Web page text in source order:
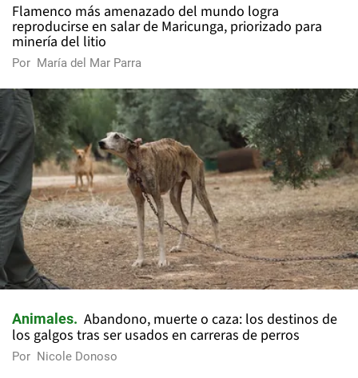
Flamenco más amenazado del mundo logra
reproducirse en salar de Maricunga, priorizado para
minería del litio
Por María del Mar Parra
Animales
Abandono, muerte o caza: los destinos de
los galgos tras ser usados en carreras de perros
Por Nicole Donoso